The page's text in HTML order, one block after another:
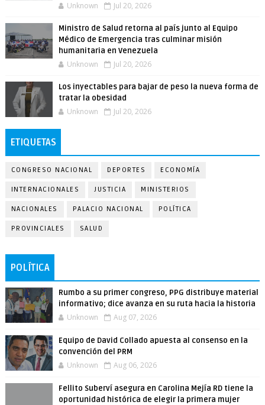
Unknown Jul 20, 2026
Ministro de Salud retorna al país junto al Equipo
Médico de Emergencia tras culminar misión
humanitaria en Venezuela
Unknown Jul 20, 2026
Los inyectables para bajar de peso la nueva forma de
tratar la obesidad
Unknown Jul 20, 2026
ETIQUETAS
CONGRESO NACIONAL DEPORTES ECONOMÍA
INTERNACIONALES JUSTICIA MINISTERIOS
NACIONALES PALACIO NACIONAL POLÍTICA
PROVINCIALES SALUD
POLÍTICA
Rumbo a su primer congreso, PPG distribuye material
informativo; dice avanza en su ruta hacia la historia
Unknown Aug 07, 2026
Equipo de David Collado apuesta al consenso en la
convención del PRM
Unknown Aug 06, 2026
Fellito Suberví asegura en Carolina Mejía RD tiene la
oportunidad histórica de elegir la primera mujer